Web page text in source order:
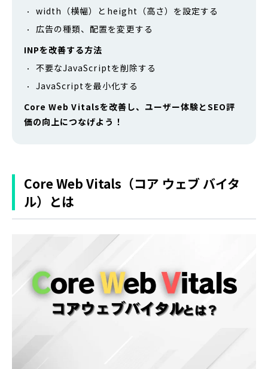
width（横幅）とheight（高さ）を設定する
広告の種類、配置を変更する
INPを改善する方法
不要なJavaScriptを削除する
JavaScriptを最小化する
Core Web Vitalsを改善し、ユーザー体験とSEO評
価の向上につなげよう！
Core Web Vitals（コア ウェブ バイタ
ル）とは